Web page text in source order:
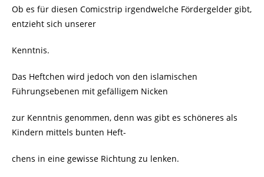
Ob es für diesen Comicstrip irgendwelche Fördergelder gibt,
entzieht sich unserer
Kenntnis.
Das Heftchen wird jedoch von den islamischen
Führungsebenen mit gefälligem Nicken
zur Kenntnis genommen, denn was gibt es schöneres als
Kindern mittels bunten Heft-
chens in eine gewisse Richtung zu lenken.